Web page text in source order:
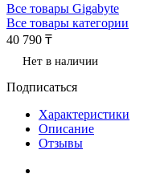
Все товары Gigabyte
Все товары категории
40 790 ₸
Нет в наличии
Подписаться
Характеристики
Описание
Отзывы